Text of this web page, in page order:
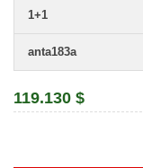
1+1
anta183a
119.130 $